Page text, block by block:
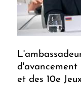
d'avancement
et des 10e